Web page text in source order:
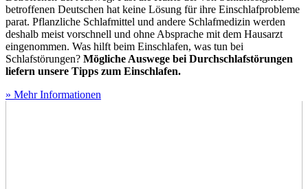
betroffenen Deutschen hat keine Lösung für ihre Einschlafprobleme
parat. Pflanzliche Schlafmittel und andere Schlafmedizin werden
deshalb meist vorschnell und ohne Absprache mit dem Hausarzt
eingenommen. Was hilft beim Einschlafen, was tun bei
Schlafstörungen? Mögliche Auswege bei Durchschlafstörungen
liefern unsere Tipps zum Einschlafen.
» Mehr Informationen